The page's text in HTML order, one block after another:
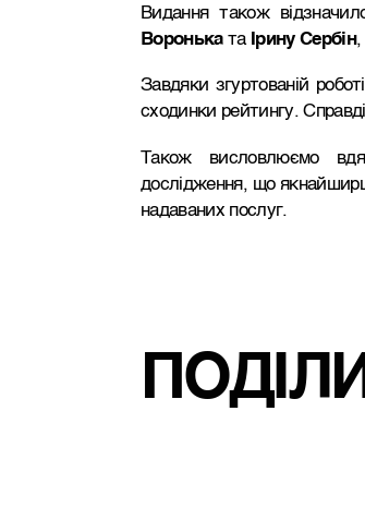
Видання також
Вороньката Ірину Сербін,
Завдяки згуртованій
сходинки рейтингу.
Також висловлюємо
дослідження, що
надаваних послуг.